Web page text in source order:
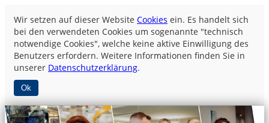
Wir setzen auf dieser Website Cookies ein. Es handelt sich
bei den verwendeten Cookies um sogenannte "technisch
notwendige Cookies", welche keine aktive Einwilligung des
Benutzers erfordern. Weitere Informationen finden Sie in
unserer Datenschutzerklärung.
Ok